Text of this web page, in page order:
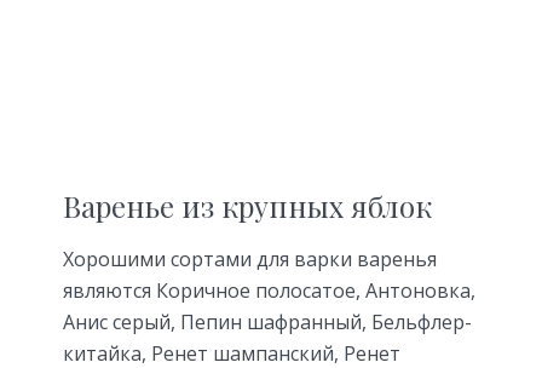
Варенье из крупных яблок
Хорошими сортами для варки варенья
являются Коричное полосатое, Антоновка,
Анис серый, Пепин шафранный, Бельфлер-
китайка, Ренет шампанский, Ренет